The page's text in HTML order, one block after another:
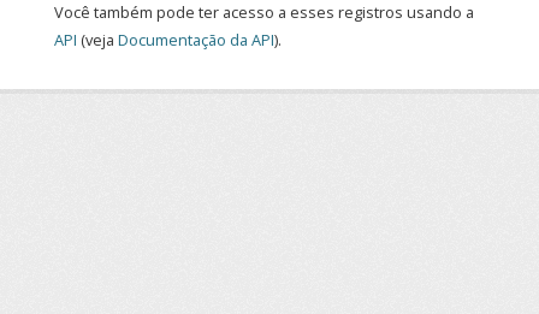
Você também pode ter acesso a esses registros usando a
API (veja Documentação da API).